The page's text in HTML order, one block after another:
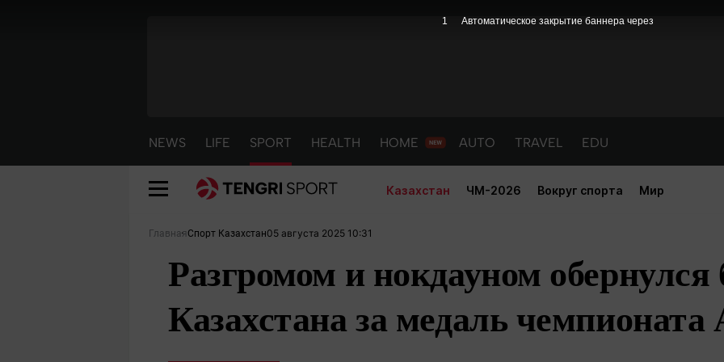
NEWS LIFE SPORT HEALTH HOME AUTO TRAVEL EDU
Казахстан ЧМ-2026 Вокруг спорта Мир
NEWS
Главная Спорт Казахстан05 августа 2025 10:31
Разгромом и нокдауном обернулся
Казахстана за медаль чемпионата
1 Автоматическое закрытие баннера через